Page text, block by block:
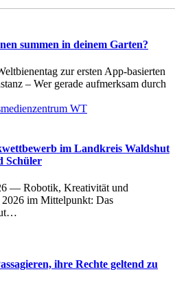
summen in deinem Garten?
zur ersten App-basierten
– Wer gerade aufmerksam durch
im Landkreis Waldshut
Schüler
— Robotik, Kreativität und
2026 im Mittelpunkt: Das
ihre Rechte geltend zu